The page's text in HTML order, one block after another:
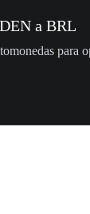
a BRL
para